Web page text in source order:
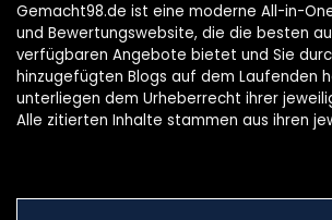
Gemacht98.de ist eine moderne All-in-
und Bewertungswebsite, die die besten
verfügbaren Angebote bietet und Sie
hinzugefügten Blogs auf dem Laufenden
unterliegen dem Urheberrecht ihrer
Alle zitierten Inhalte stammen aus ihren